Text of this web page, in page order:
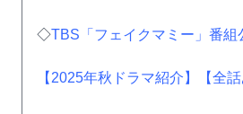
◇TBS「フェイクマミー」番組
【2025年秋ドラマ紹介】 【全